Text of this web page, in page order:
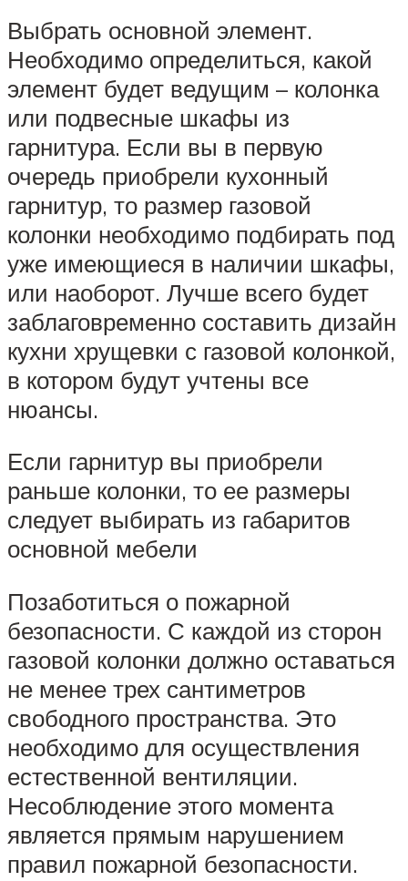
Выбрать основной элемент.
Необходимо определиться, какой
элемент будет ведущим – колонка
или подвесные шкафы из
гарнитура. Если вы в первую
очередь приобрели кухонный
гарнитур, то размер газовой
колонки необходимо подбирать под
уже имеющиеся в наличии шкафы,
или наоборот. Лучше всего будет
заблаговременно составить дизайн
кухни хрущевки с газовой колонкой,
в котором будут учтены все
нюансы.
Если гарнитур вы приобрели
раньше колонки, то ее размеры
следует выбирать из габаритов
основной мебели
Позаботиться о пожарной
безопасности. С каждой из сторон
газовой колонки должно оставаться
не менее трех сантиметров
свободного пространства. Это
необходимо для осуществления
естественной вентиляции.
Несоблюдение этого момента
является прямым нарушением
правил пожарной безопасности.